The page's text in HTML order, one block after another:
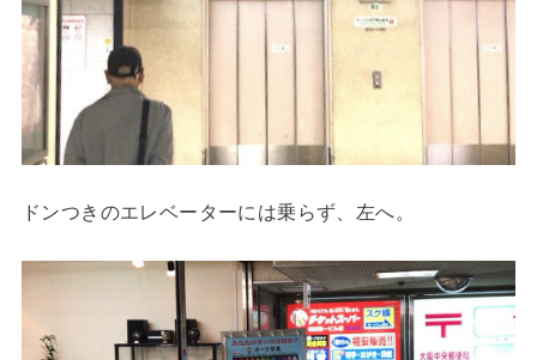
ドンつきのエレベーターには乗らず、左へ。